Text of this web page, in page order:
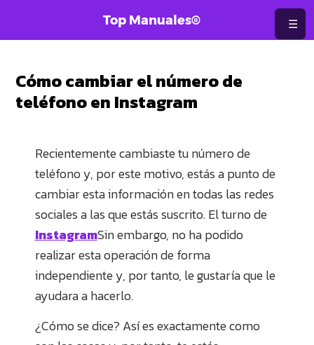
contenido
Top Manuales®
Cómo cambiar el número de
teléfono en Instagram
Recientemente cambiaste tu número de
teléfono y, por este motivo, estás a punto de
cambiar esta información en todas las redes
sociales a las que estás suscrito. El turno de
InstagramSin embargo, no ha podido
realizar esta operación de forma
independiente y, por tanto, le gustaría que le
ayudara a hacerlo.
¿Cómo se dice? Así es exactamente como
☰